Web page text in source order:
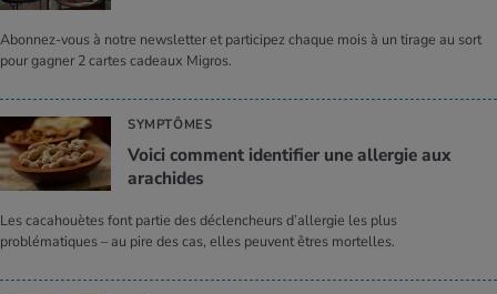
Abonnez-vous à notre newsletter et participez chaque mois à un tirage au sort
pour gagner 2 cartes cadeaux Migros.
SYMPTÔMES
Voici comment identifier une allergie aux
arachides
Les cacahouètes font partie des déclencheurs d’allergie les plus
problématiques – au pire des cas, elles peuvent êtres mortelles.